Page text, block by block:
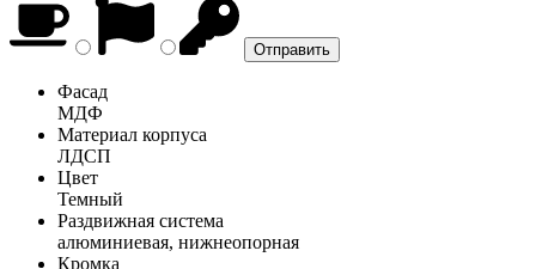
Фасад
МДФ
Материал корпуса
ЛДСП
Цвет
Темный
Раздвижная система
алюминиевая, нижнеопорная
Кромка